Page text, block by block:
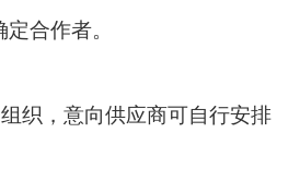
合作者。
织，意向供应商可自行安排